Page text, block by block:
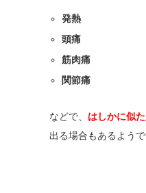
発熱
頭痛
筋肉痛
関節痛
などで、 はしかに似
出る場合もあるようで